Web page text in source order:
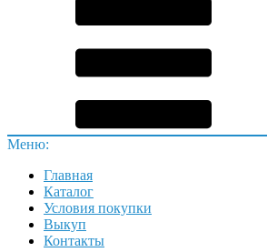
Меню:
Главная
Каталог
Условия покупки
Выкуп
Контакты